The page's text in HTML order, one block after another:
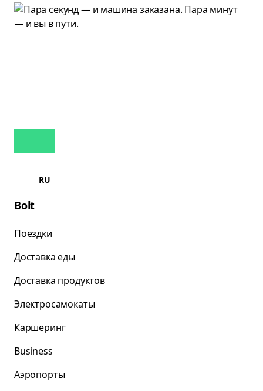
RU
Bolt
Поездки
Доставка еды
Доставка продуктов
Электросамокаты
Каршеринг
Business
Аэропорты